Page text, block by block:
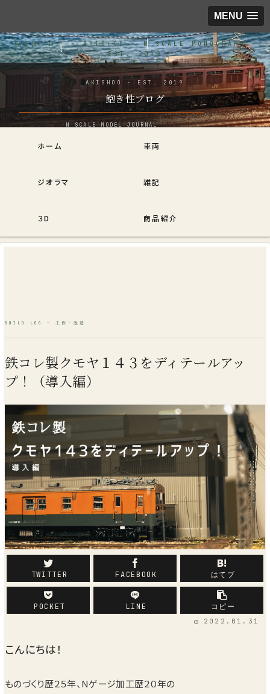
MENU
飽き性ブログ
ホーム 車両
ジオラマ 雑記
３D 商品紹介
鉄コレ製クモヤ１４３をディテールアッ
プ！（導入編）
TWITTER FACEBOOK はてブ
POCKET LINE コピー
2022.01.31
こんにちは！
ものづくり歴２５年、Nゲージ加工歴２０年の